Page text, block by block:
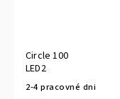
Circle 100
LED2
2-4 pracovné dni